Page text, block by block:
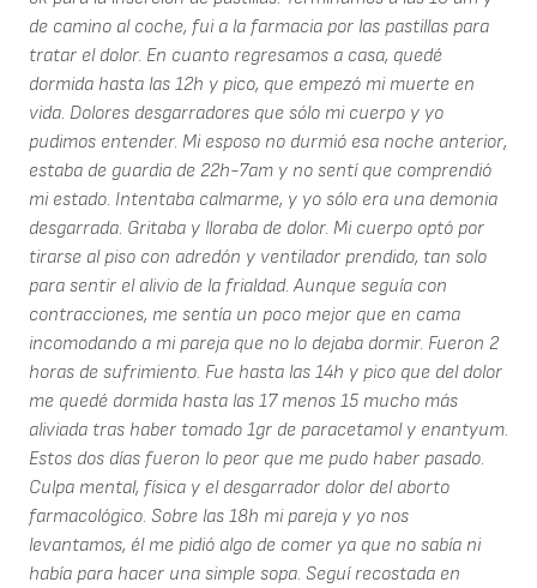
de camino al coche, fui a la farmacia por las pastillas para
tratar el dolor. En cuanto regresamos a casa, quedé
dormida hasta las 12h y pico, que empezó mi muerte en
vida. Dolores desgarradores que sólo mi cuerpo y yo
pudimos entender. Mi esposo no durmió esa noche anterior,
estaba de guardia de 22h-7am y no sentí que comprendió
mi estado. Intentaba calmarme, y yo sólo era una demonia
desgarrada. Gritaba y lloraba de dolor. Mi cuerpo optó por
tirarse al piso con adredón y ventilador prendido, tan solo
para sentir el alivio de la frialdad. Aunque seguía con
contracciones, me sentía un poco mejor que en cama
incomodando a mi pareja que no lo dejaba dormir. Fueron 2
horas de sufrimiento. Fue hasta las 14h y pico que del dolor
me quedé dormida hasta las 17 menos 15 mucho más
aliviada tras haber tomado 1gr de paracetamol y enantyum.
Estos dos días fueron lo peor que me pudo haber pasado.
Culpa mental, física y el desgarrador dolor del aborto
farmacológico. Sobre las 18h mi pareja y yo nos
levantamos, él me pidió algo de comer ya que no sabía ni
había para hacer una simple sopa. Seguí recostada en